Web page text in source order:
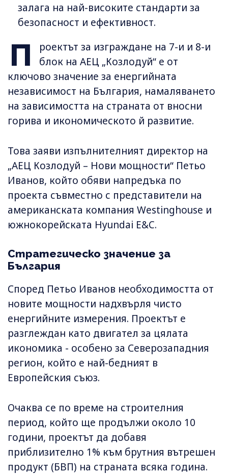
залага на най-високите стандарти за
безопасност и ефективност.
П
роектът за изграждане на 7-и и 8-и
блок на АЕЦ „Козлодуй“ е от
ключово значение за енергийната
независимост на България, намаляването
на зависимостта на страната от вносни
горива и икономическото й развитие.
Това заяви изпълнителният директор на
„АЕЦ Козлодуй – Нови мощности“ Петьо
Иванов, който обяви напредъка по
проекта съвместно с представители на
американската компания Westinghouse и
южнокорейската Hyundai E&C.
Стратегическо значение за
България
Според Петьо Иванов необходимостта от
новите мощности надхвърля чисто
енергийните измерения. Проектът е
разглеждан като двигател за цялата
икономика - особено за Северозападния
регион, който е най-бедният в
Европейския съюз.
Очаква се по време на строителния
период, който ще продължи около 10
години, проектът да добавя
приблизително 1% към брутния вътрешен
продукт (БВП) на страната всяка година.